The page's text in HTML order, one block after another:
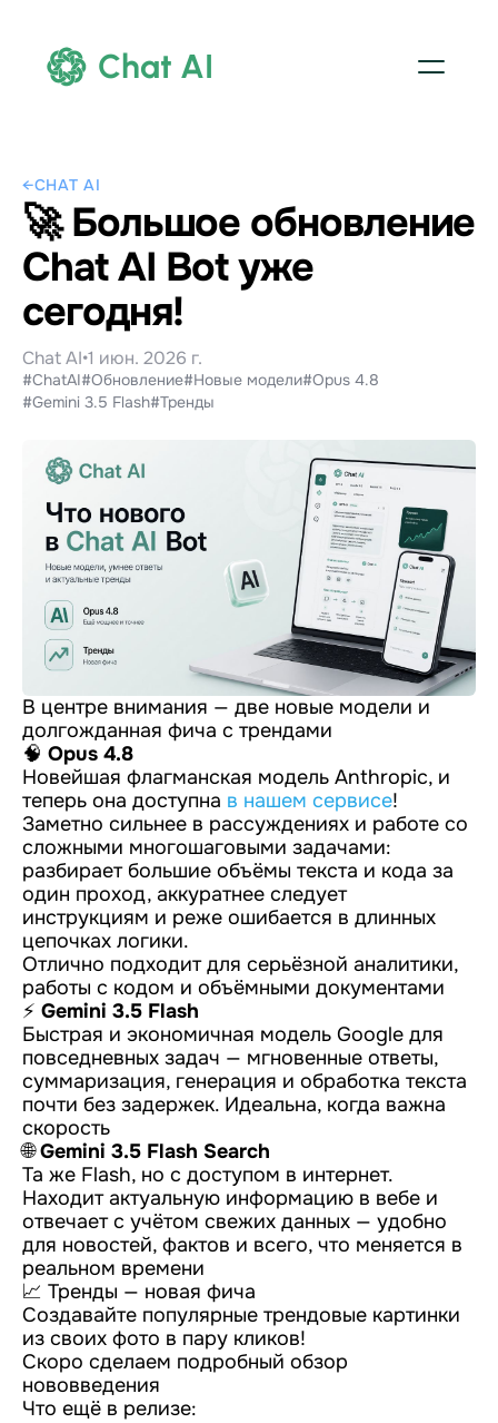
Chat AI
←CHAT AI
🚀 Большое обновление
Chat AI Bot уже
сегодня!
Chat AI•1 июн. 2026 г.
#ChatAI#Обновление#Новые модели#Opus 4.8
#Gemini 3.5 Flash#Тренды
В центре внимания — две новые модели и
долгожданная фича с трендами
🧠 Opus 4.8
Новейшая флагманская модель Anthropic, и
теперь она доступна в нашем сервисе!
Заметно сильнее в рассуждениях и работе со
сложными многошаговыми задачами:
разбирает большие объёмы текста и кода за
один проход, аккуратнее следует
инструкциям и реже ошибается в длинных
цепочках логики.
Отлично подходит для серьёзной аналитики,
работы с кодом и объёмными документами
⚡️ Gemini 3.5 Flash
Быстрая и экономичная модель Google для
повседневных задач — мгновенные ответы,
суммаризация, генерация и обработка текста
почти без задержек. Идеальна, когда важна
скорость
🌐Gemini 3.5 Flash Search
Та же Flash, но с доступом в интернет.
Находит актуальную информацию в вебе и
отвечает с учётом свежих данных — удобно
для новостей, фактов и всего, что меняется в
реальном времени
📈 Тренды — новая фича
Создавайте популярные трендовые картинки
из своих фото в пару кликов!
Скоро сделаем подробный обзор
нововведения
Что ещё в релизе: